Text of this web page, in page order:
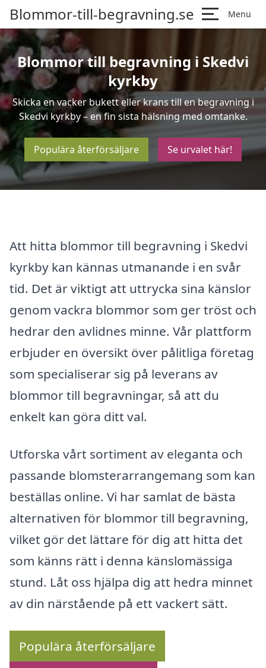
Blommor-till-begravning.se Menu
Blommor till begravning i Skedvi
kyrkby
Skicka en vacker bukett eller krans till en begravning i
Skedvi kyrkby – en fin sista hälsning med omtanke.
Populära återförsäljare Se urvalet här!
Att hitta blommor till begravning i Skedvi
kyrkby kan kännas utmanande i en svår
tid. Det är viktigt att uttrycka sina känslor
genom vackra blommor som ger tröst och
hedrar den avlidnes minne. Vår plattform
erbjuder en översikt över pålitliga företag
som specialiserar sig på leverans av
blommor till begravningar, så att du
enkelt kan göra ditt val.
Utforska vårt sortiment av eleganta och
passande blomsterarrangemang som kan
beställas online. Vi har samlat de bästa
alternativen för blommor till begravning,
vilket gör det lättare för dig att hitta det
som känns rätt i denna känslomässiga
stund. Låt oss hjälpa dig att hedra minnet
av din närstående på ett vackert sätt.
Populära återförsäljare